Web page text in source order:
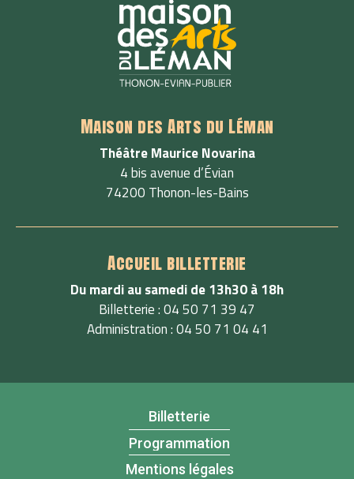
Maison des Arts du Léman
Théâtre Maurice Novarina
4 bis avenue d’Évian
74200 Thonon-les-Bains
Accueil billetterie
Du mardi au samedi de 13h30 à 18h
Billetterie : 04 50 71 39 47
Administration : 04 50 71 04 41
Billetterie
Programmation
Mentions légales